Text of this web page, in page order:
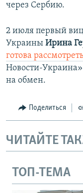
через Сербию.
2 июля первый
Украины Ирина
готова
Новости-
на обмен.
Поделиться
ЧИТАЙТЕ
ТОП-ТЕМА